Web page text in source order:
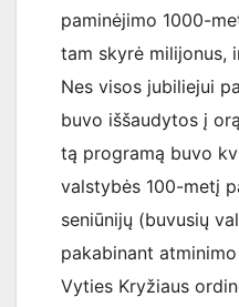
paminėjimo 1000-
tam skyrė milijonus,
Nes visos jubiliejui
buvo iššaudytos į
tą programą buvo
valstybės 100-metį
seniūnijų (buvusių
pakabinant
Vyties Kryžiaus